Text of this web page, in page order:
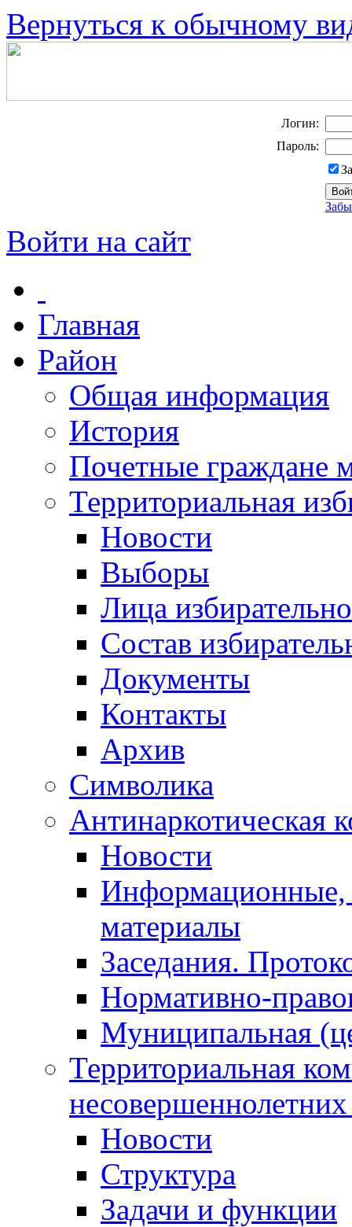
Вернуться к обычному
Логин:
Пароль:
Войти на сайт
Главная
Район
Общая информация
История
Почетные граждане
Территориальная
Новости
Выборы
Лица
Состав
Документы
Контакты
Архив
Символика
Антинаркотическая
Новости
Информационные,
материалы
Заседания.
Нормативно-
Муниципальная
Территориальная
Новости
Структура
Задачи и функции